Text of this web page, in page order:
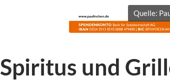
Quelle:
Spiritus und